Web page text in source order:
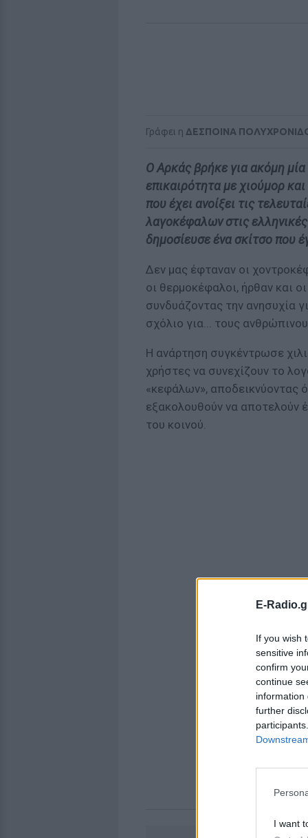
E-
If you wish
sensitive
confirm
continue
information
further
I want
Γράφει η ΔΕΣΠΟΙΝΑ
Ο Αρκάς βρήκε για ακόμη
επικαιρότητα με χιούμορ
που έχει ανοίξει τις
λαγοκέφαλων στις
δημοσίευσε ένα σκίτσο που
Δεν μας έφταναν οι
οι θερμοκέφαλοι, ήρθαν και
συνδυάζοντας την ανησυχία
σχόλιο για... τους
Η ανάρτηση συγκέντρωσε
χρήστες να συνεχίζουν το
«κεφάλων», αποδεικνύοντας
εξακολουθούν να αποτελούν
του κοινού.